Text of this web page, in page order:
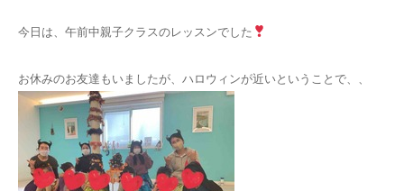
今日は、午前中親子クラスのレッスンでした
お休みのお友達もいましたが、ハロウィンが近いということで、、